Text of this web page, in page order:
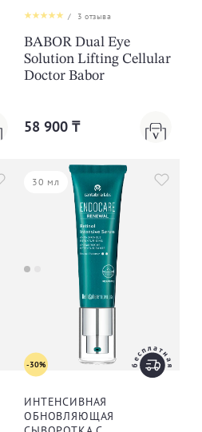
/ 3 отзыва
BABOR Dual Eye
Solution Lifting Cellular
Doctor Babor
58 900 ₸
30 мл
-30%
ИНТЕНСИВНАЯ
ОБНОВЛЯЮЩАЯ